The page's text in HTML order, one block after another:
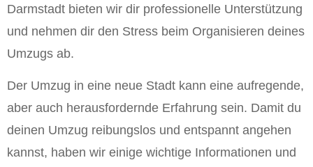
Darmstadt bieten wir dir professionelle Unterstützung
und nehmen dir den Stress beim Organisieren deines
Umzugs ab.
Der Umzug in eine neue Stadt kann eine aufregende,
aber auch herausfordernde Erfahrung sein. Damit du
deinen Umzug reibungslos und entspannt angehen
kannst, haben wir einige wichtige Informationen und